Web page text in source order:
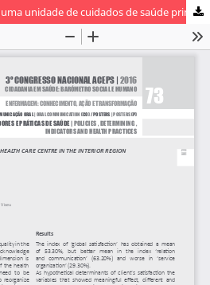
Satisfação dos utentes numa unidade de cuidados de saúde primários do interior